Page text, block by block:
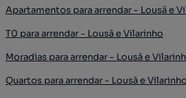
Apartamentos para arrendar - Lousã e
T0 para arrendar - Lousã e Vilarinho
Moradias para arrendar - Lousã e
Quartos para arrendar - Lousã e Vilarinho